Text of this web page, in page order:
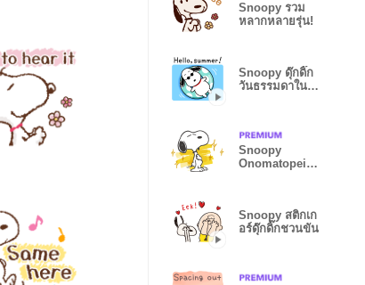
Snoopy รวม
หลากหลายรุ่น!
Snoopy ดุ๊กดิ๊ก
วันธรรมดาใน
Snoopy
Onomatopeia
Snoopy สติกเก
อร์ดุ๊กดิ๊กชวนขัน